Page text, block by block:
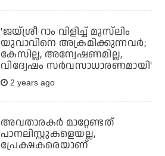
'ജയ്ശ്രീ റാം വിളിച്ച് മുസ്‌ലിം
യുവാവിനെ അക്രമിക്കുന്നവര്‍;
കേസില്ല, അന്വേഷണമില്ല,
വിദ്വേഷം സര്‍വസാധാരണമായി'
2 years ago
അവതാരകർ മാറ്റേണ്ടത്
പാനലിസ്റ്റുകളെയല്ല,
പ്രേക്ഷകരെയാണ്